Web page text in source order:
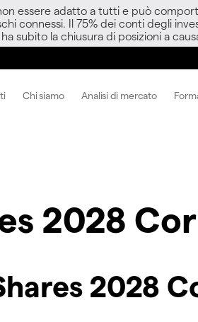
essere adatto a tutti e può
connessi. Il 75% dei conti degli
subito la chiusura di posizioni a
Chi siamo Analisi di mercato
2028
2028